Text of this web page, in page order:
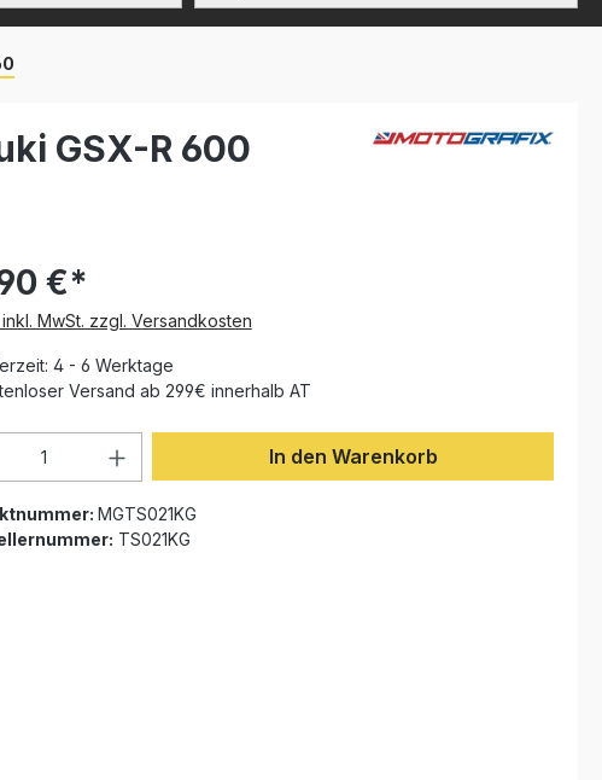
GSX-R 600
€*
MwSt. zzgl. Versandkosten
4 - 6 Werktage
Versand ab 299€ innerhalb AT
Anzahl: Gib den gewünschten Wert
In den Warenkorb
MGTS021KG
TS021KG